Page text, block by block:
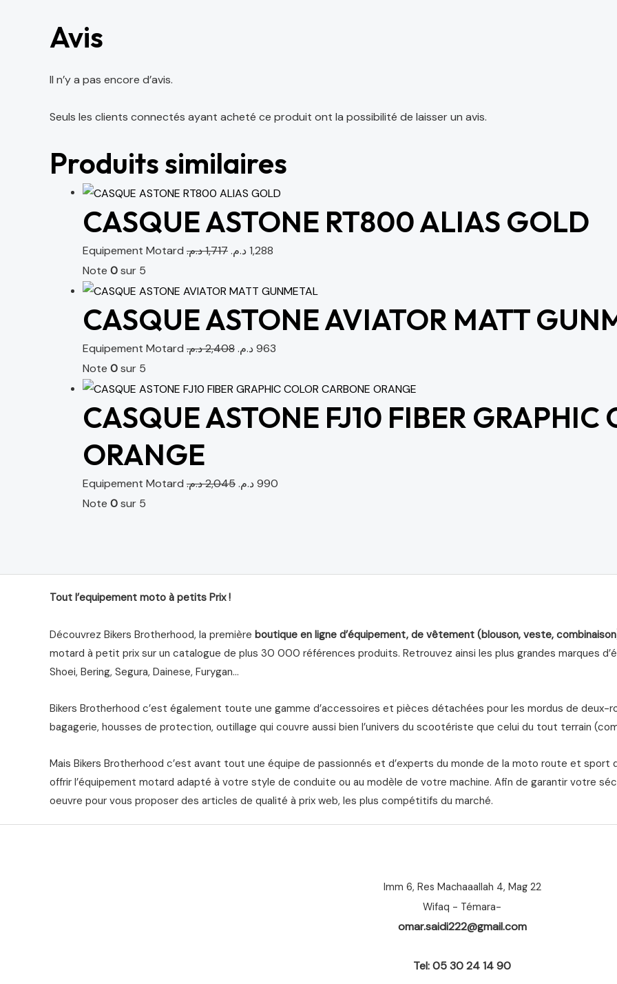
Avis
Il n’y a pas encore d’avis.
Seuls les clients connectés ayant acheté ce produit ont la possibilité de laisser un avis.
Produits similaires
CASQUE ASTONE RT800 ALIAS GOLD
Equipement Motard 1,717د.م. 1,288د.م.
Note 0sur 5
CASQUE ASTONE AVIATOR MATT
Equipement Motard 2,408د.م. 963د.م.
Note 0sur 5
CASQUE ASTONE FJ10 FIBER GRAPHIC
ORANGE
Equipement Motard 2,045د.م. 990د.م.
Note 0sur 5
Tout l’equipement moto à petits Prix !
Découvrez Bikers Brotherhood, la première boutique en ligne d’équipement, de vêtement (blouson, veste,
motard à petit prix sur un catalogue de plus 30 000 références produits. Retrouvez ainsi les plus grandes marques
Shoei, Bering, Segura, Dainese, Furygan…
Bikers Brotherhood c’est également toute une gamme d’accessoires et pièces détachées pour les mordus de
bagagerie, housses de protection, outillage qui couvre aussi bien l’univers du scootériste que celui du tout terrain
Mais Bikers Brotherhood c’est avant tout une équipe de passionnés et d’experts du monde de la moto route et
offrir l’équipement motard adapté à votre style de conduite ou au modèle de votre machine. Afin de garantir votre
oeuvre pour vous proposer des articles de qualité à prix web, les plus compétitifs du marché.
Imm 6, Res Machaaallah 4, Mag 22
Wifaq - Témara-
omar.saidi222@gmail.com
Tel: 05 30 24 14 90